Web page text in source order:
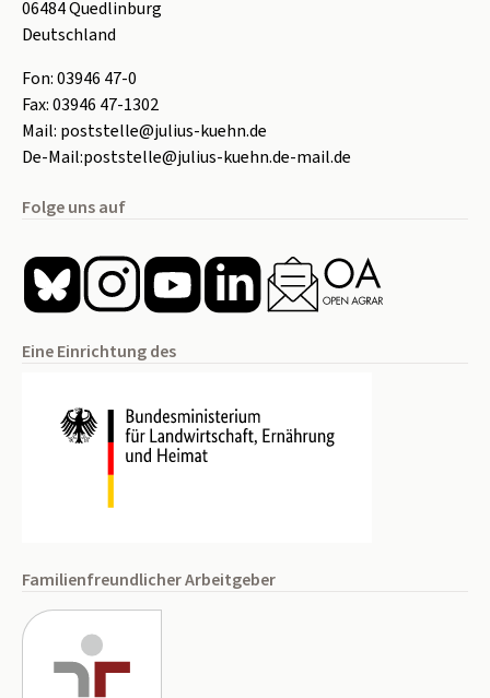
06484Quedlinburg
Deutschland
Fon:03946 47-0
Fax:03946 47-1302
Mail: poststelle@julius-kuehn.de
De-Mail:poststelle@julius-kuehn.de-mail.de
Folge uns auf
Eine Einrichtung des
Familienfreundlicher Arbeitgeber